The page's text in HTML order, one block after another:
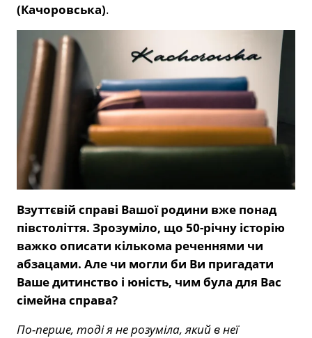
(Качоровська).
Взуттєвій справі Вашої родини вже понад
півстоліття. Зрозуміло, що 50-річну історію
важко описати кількома реченнями чи
абзацами. Але чи могли би Ви пригадати
Ваше дитинство і юність, чим була для Вас
сімейна справа?
По-перше, тоді я не розуміла, який в неї